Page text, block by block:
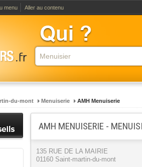
menu Aller au contenu
du-mont Menuiserie AMH Menuiserie
AMH MENUISERIE -
135 RUE DE LA MAIRIE
01160 Saint-martin-du-mont